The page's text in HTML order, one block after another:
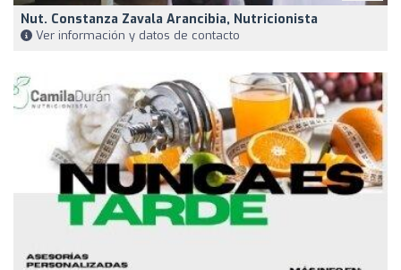
Nut. Constanza Zavala Arancibia, Nutricionista
Ver información y datos de contacto